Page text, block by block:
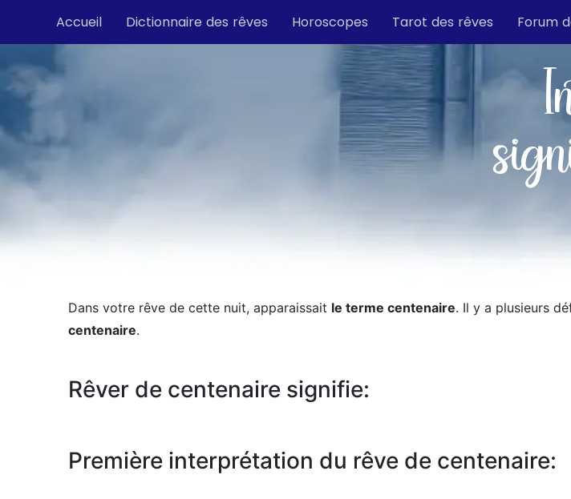
Accueil Dictionnaire des rêves Horoscopes Tarot des rêves Forum
Dans votre rêve de cette nuit, apparaissait le terme centenaire. Il y a plusieurs
centenaire.
Rêver de centenaire signifie:
Première interprétation du rêve de centenaire: